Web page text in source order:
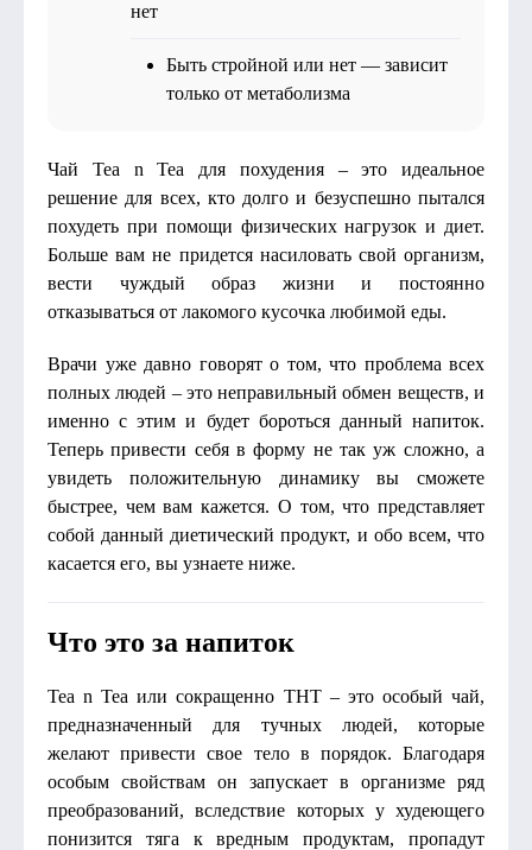
нет
Быть стройной или нет — зависит
только от метаболизма
Чай Tea n Tea для похудения – это идеальное
решение для всех, кто долго и безуспешно пытался
похудеть при помощи физических нагрузок и диет.
Больше вам не придется насиловать свой организм,
вести чуждый образ жизни и постоянно
отказываться от лакомого кусочка любимой еды.
Врачи уже давно говорят о том, что проблема всех
полных людей – это неправильный обмен веществ, и
именно с этим и будет бороться данный напиток.
Теперь привести себя в форму не так уж сложно, а
увидеть положительную динамику вы сможете
быстрее, чем вам кажется. О том, что представляет
собой данный диетический продукт, и обо всем, что
касается его, вы узнаете ниже.
Что это за напиток
Tea n Tea или сокращенно ТНТ – это особый чай,
предназначенный для тучных людей, которые
желают привести свое тело в порядок. Благодаря
особым свойствам он запускает в организме ряд
преобразований, вследствие которых у худеющего
понизится тяга к вредным продуктам, пропадут